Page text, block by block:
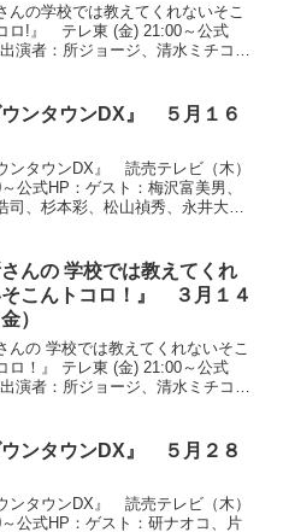
んの学校では教えてくれないそこ
ロ!』 テレ東 (金) 21:00～公式
演者：所ジョージ、清水ミチコ、
ウニの黄色い部分って何？』○答
巣と卵...
ウンタウンDX』 ５月１６
ンタウンDX』 読売テレビ（木）
公式HP：ゲスト：梅沢富美男、
司、杉本彩、松山禎秀、永井大、
見せたい！スターのDX』○『チー
ョーチ...
さんの 学校では教えてくれ
こんトコロ！』 ３月１４
）
んの 学校では教えてくれないそこ
ロ！』 テレ東 (金) 21:00～公式
演者：所ジョージ、清水ミチコ、
。兵庫県太子町にある神戸燐寸株
...
ウンタウンDX』 ５月２８
ンタウンDX』 読売テレビ（木）
公式HP：ゲスト：研ナオコ、片